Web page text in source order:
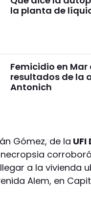
la planta de
Femicidio en
resultados de la
Antonich
Gómez, de la
a la vivienda
Alem, en